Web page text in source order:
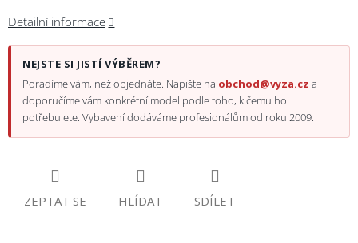
Detailní informace
NEJSTE SI JISTÍ VÝBĚREM?
Poradíme vám, než objednáte. Napište na obchod@vyza.cz a
doporučíme vám konkrétní model podle toho, k čemu ho
potřebujete. Vybavení dodáváme profesionálům od roku 2009.
ZEPTAT SE HLÍDAT SDÍLET